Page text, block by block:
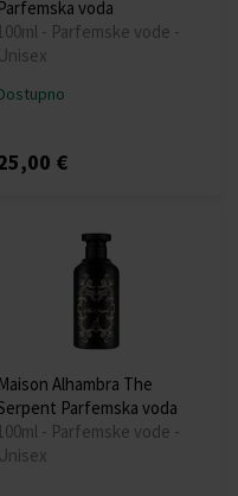
Parfemska voda
- Parfemske vode -
Unisex
€
Maison Alhambra The
Parfemska voda
- Parfemske vode -
Unisex